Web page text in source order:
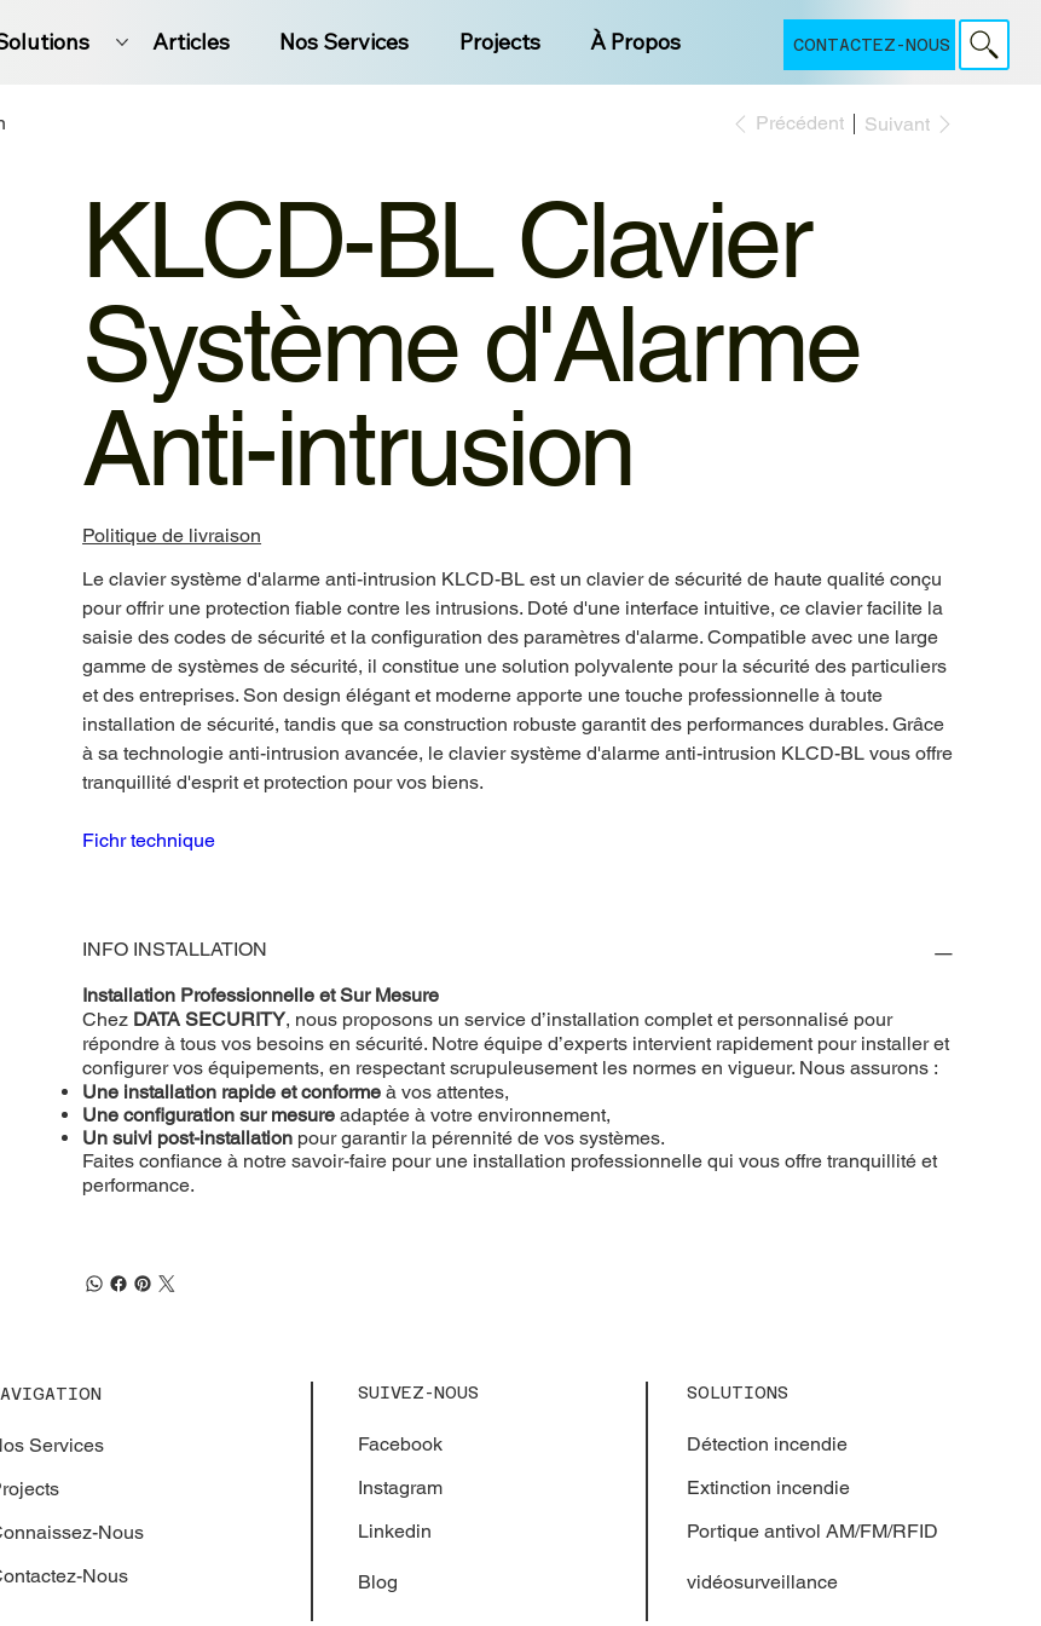
Articles Nos Services Projects À Propos CONTACTEZ-NOUS
Précédent Suivant
KLCD-BL Clavier
Système d'Alarme
Anti-intrusion
Politique de livraison
Le clavier système d'alarme anti-intrusion KLCD-BL est un clavier de sécurité de haute qualité conçu
pour offrir une protection fiable contre les intrusions. Doté d'une interface intuitive, ce clavier facilite la
saisie des codes de sécurité et la configuration des paramètres d'alarme. Compatible avec une large
gamme de systèmes de sécurité, il constitue une solution polyvalente pour la sécurité des particuliers
et des entreprises. Son design élégant et moderne apporte une touche professionnelle à toute
installation de sécurité, tandis que sa construction robuste garantit des performances durables. Grâce
à sa technologie anti-intrusion avancée, le clavier système d'alarme anti-intrusion KLCD-BL vous offre
tranquillité d'esprit et protection pour vos biens.
Fichr technique
INFO INSTALLATION
Installation Professionnelle et Sur Mesure
Chez DATA SECURITY, nous proposons un service d’installation complet et personnalisé pour
répondre à tous vos besoins en sécurité. Notre équipe d’experts intervient rapidement pour installer et
configurer vos équipements, en respectant scrupuleusement les normes en vigueur. Nous assurons :
Une installation rapide et conforme à vos attentes,
Une configuration sur mesure adaptée à votre environnement,
Un suivi post-installation pour garantir la pérennité de vos systèmes.
Faites confiance à notre savoir-faire pour une installation professionnelle qui vous offre tranquillité et
performance.
Services
Nous
Nous
SUIVEZ-NOUS
Facebook
Instagram
Linkedin
Blog
SOLUTIONS
Détection incendie
Extinction incendie
Portique antivol AM/FM/RFID
vidéosurveillance